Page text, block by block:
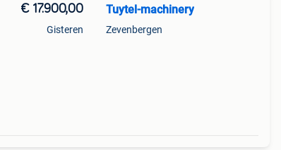
€ 17.900,00
Gisteren
Tuytel-machinery
Zevenbergen